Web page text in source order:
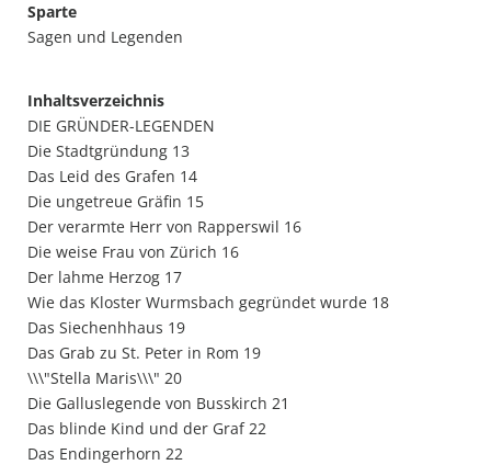
Sparte
Sagen und Legenden
Inhaltsverzeichnis
DIE GRÜNDER-LEGENDEN
Die Stadtgründung 13
Das Leid des Grafen 14
Die ungetreue Gräfin 15
Der verarmte Herr von Rapperswil 16
Die weise Frau von Zürich 16
Der lahme Herzog 17
Wie das Kloster Wurmsbach gegründet wurde 18
Das Siechenhhaus 19
Das Grab zu St. Peter in Rom 19
\\\"Stella Maris\\\" 20
Die Galluslegende von Busskirch 21
Das blinde Kind und der Graf 22
Das Endingerhorn 22